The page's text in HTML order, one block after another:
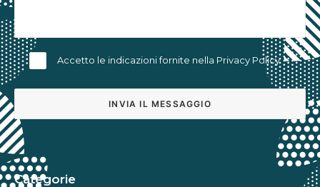
Accetto le indicazioni fornite nella Privacy Policy
Categorie